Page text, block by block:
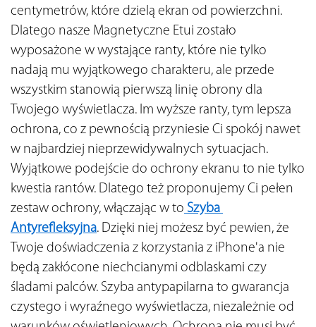
centymetrów, które dzielą ekran od powierzchni.
Dlatego nasze Magnetyczne Etui zostało
wyposażone w wystające ranty, które nie tylko
nadają mu wyjątkowego charakteru, ale przede
wszystkim stanowią pierwszą linię obrony dla
Twojego wyświetlacza. Im wyższe ranty, tym lepsza
ochrona, co z pewnością przyniesie Ci spokój nawet
w najbardziej nieprzewidywalnych sytuacjach.
Wyjątkowe podejście do ochrony ekranu to nie tylko
kwestia rantów. Dlatego też proponujemy Ci pełen
zestaw ochrony, włączając w to Szyba
Antyrefleksyjna. Dzięki niej możesz być pewien, że
Twoje doświadczenia z korzystania z iPhone'a nie
będą zakłócone niechcianymi odblaskami czy
śladami palców. Szyba antypapilarna to gwarancja
czystego i wyraźnego wyświetlacza, niezależnie od